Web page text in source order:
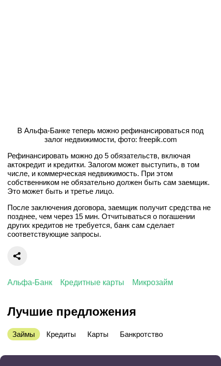
В Альфа-Банке теперь можно рефинансироваться под
залог недвижимости, фото: freepik.com
Рефинансировать можно до 5 обязательств, включая
актокредит и кредитки. Залогом может выступить, в том
числе, и коммерческая недвижимость. При этом
собственником не обязательно должен быть сам заемщик.
Это может быть и третье лицо.
После заключения договора, заемщик получит средства не
позднее, чем через 15 мин. Отчитываться о погашении
других кредитов не требуется, банк сам сделает
соответствующие запросы.
Альфа-Банк Кредитные карты Микрозайм
Лучшие предложения
Займы Кредиты Карты Банкротство